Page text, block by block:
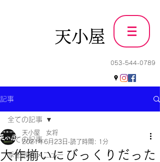
天小屋
053-544-0789
記事
全ての記事
季節限定メニュー
全ての記事
大作揃いにびっくりだった
天小屋 女将
2021年6月23日 読了時間: 1分